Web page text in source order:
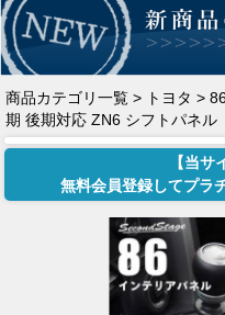
商品カテゴリ一覧 > トヨタ >
期 後期対応 ZN6 シフトパネル
【当サ
無料会員登録してプラ